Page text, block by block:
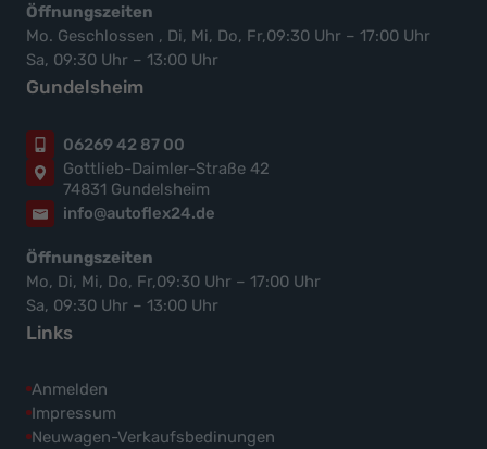
Öffnungszeiten
Mo. Geschlossen , Di, Mi, Do, Fr,09:30 Uhr – 17:00 Uhr
Sa, 09:30 Uhr – 13:00 Uhr
Gundelsheim
06269 42 87 00
Gottlieb-Daimler-Straße 42
74831 Gundelsheim
info@autoflex24.de
Öffnungszeiten
Mo, Di, Mi, Do, Fr,09:30 Uhr – 17:00 Uhr
Sa, 09:30 Uhr – 13:00 Uhr
Links
Anmelden
Impressum
Neuwagen-Verkaufsbedinungen